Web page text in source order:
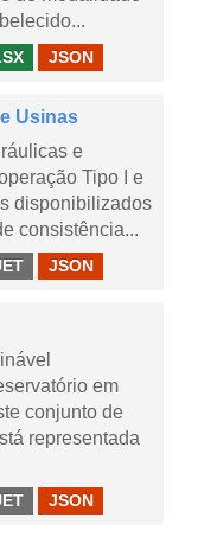
JSON
Usinas
e
Tipo I e
disponibilizados
consistência...
JSON
em
conjunto de
representada
JSON